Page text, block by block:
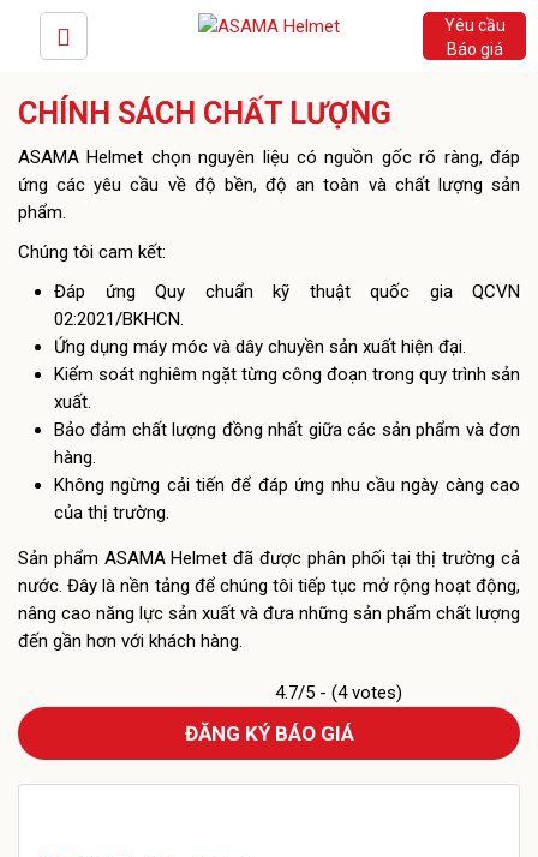
Yêu cầu
Báo giá
CHÍNH SÁCH CHẤT LƯỢNG
ASAMA Helmet chọn nguyên liệu có nguồn gốc rõ ràng, đáp
ứng các yêu cầu về độ bền, độ an toàn và chất lượng sản
phẩm.
Chúng tôi cam kết:
Đáp ứng Quy chuẩn kỹ thuật quốc gia QCVN
02:2021/BKHCN.
Ứng dụng máy móc và dây chuyền sản xuất hiện đại.
Kiểm soát nghiêm ngặt từng công đoạn trong quy trình sản
xuất.
Bảo đảm chất lượng đồng nhất giữa các sản phẩm và đơn
hàng.
Không ngừng cải tiến để đáp ứng nhu cầu ngày càng cao
của thị trường.
Sản phẩm ASAMA Helmet đã được phân phối tại thị trường cả
nước. Đây là nền tảng để chúng tôi tiếp tục mở rộng hoạt động,
nâng cao năng lực sản xuất và đưa những sản phẩm chất lượng
đến gần hơn với khách hàng.
4.7/5 - (4 votes)
ĐĂNG KÝ BÁO GIÁ